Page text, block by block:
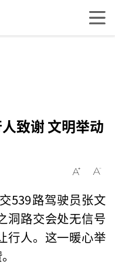
致谢 文明举动
539路驾驶员张文
洞路交会处无信号
行人。这一暖心举